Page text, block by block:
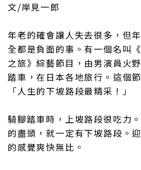
文/岸見一郎
年老的確會讓人失去很多，但
全都是負面的事。有一個名叫
之旅》綜藝節目，由男演員火
踏車，在日本各地旅行。這個
「人生的下坡路段最精采！」
騎腳踏車時，上坡路段很吃力
的盡頭，就一定有下坡路段。
的感覺爽快無比。